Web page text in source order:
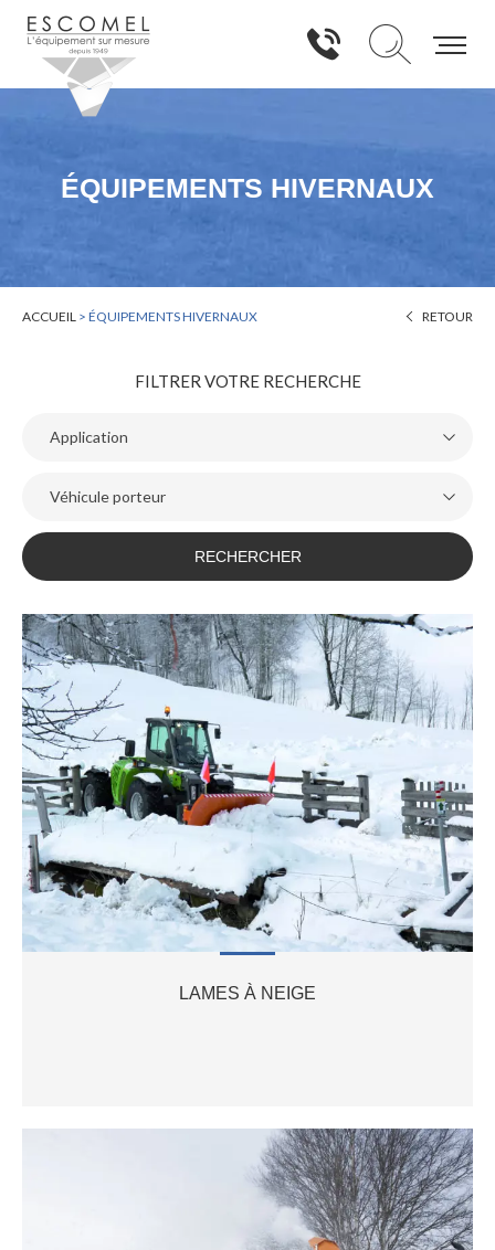
ACCUEIL > ÉQUIPEMENTS HIVERNAUX RETOUR
ÉQUIPEMENTS HIVERNAUX
FILTRER VOTRE RECHERCHE
Application
Véhicule porteur
RECHERCHER
LAMES À NEIGE